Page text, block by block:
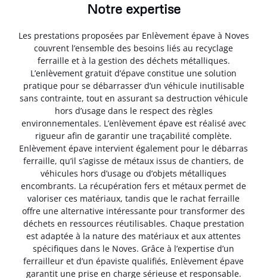
Notre expertise
Les prestations proposées par Enlèvement épave à Noves
couvrent l’ensemble des besoins liés au recyclage
ferraille et à la gestion des déchets métalliques.
L’enlèvement gratuit d’épave constitue une solution
pratique pour se débarrasser d’un véhicule inutilisable
sans contrainte, tout en assurant sa destruction véhicule
hors d’usage dans le respect des règles
environnementales. L’enlèvement épave est réalisé avec
rigueur afin de garantir une traçabilité complète.
Enlèvement épave intervient également pour le débarras
ferraille, qu’il s’agisse de métaux issus de chantiers, de
véhicules hors d’usage ou d’objets métalliques
encombrants. La récupération fers et métaux permet de
valoriser ces matériaux, tandis que le rachat ferraille
offre une alternative intéressante pour transformer des
déchets en ressources réutilisables. Chaque prestation
est adaptée à la nature des matériaux et aux attentes
spécifiques dans le Noves. Grâce à l’expertise d’un
ferrailleur et d’un épaviste qualifiés, Enlèvement épave
garantit une prise en charge sérieuse et responsable.